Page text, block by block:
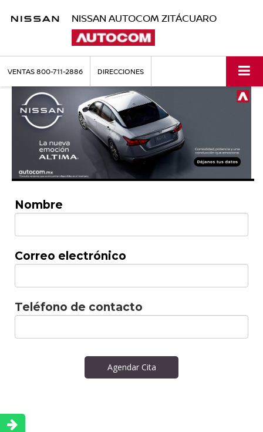
NISSAN AUTOCOM ZITÁCUARO
VENTAS800-711-2886 DIRECCIONES